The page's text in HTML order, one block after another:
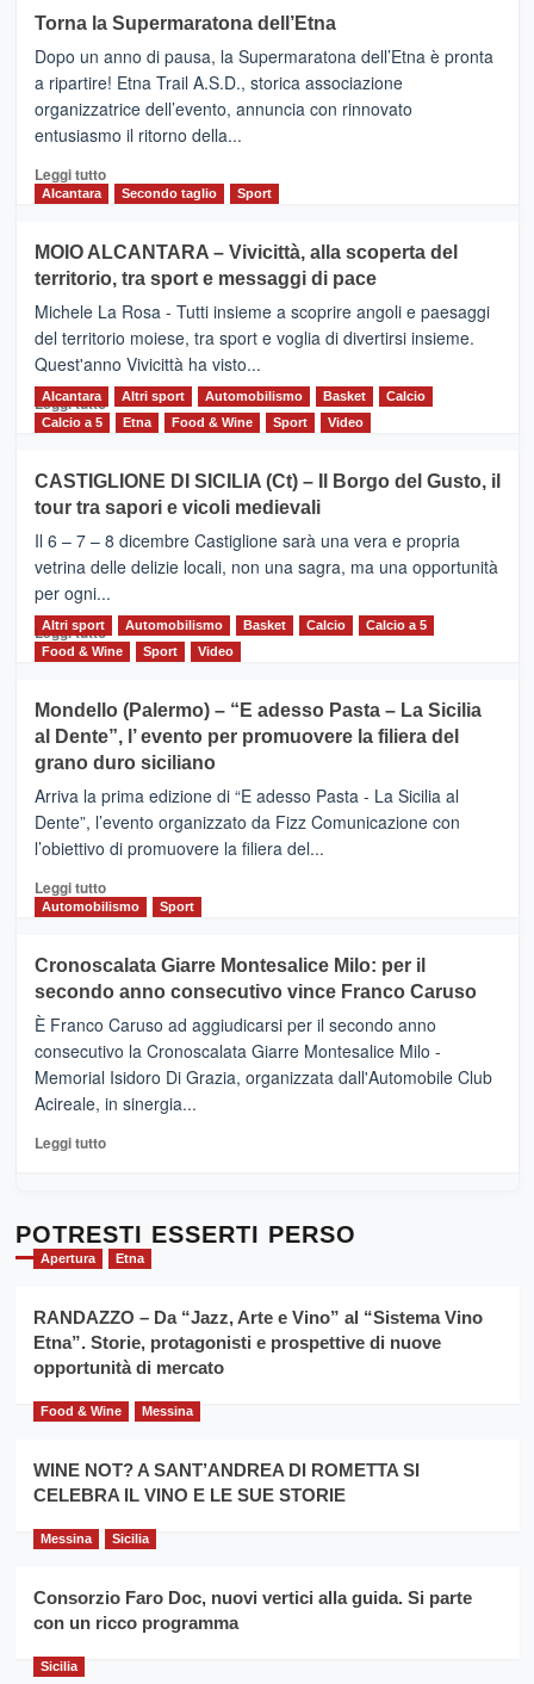
BROOKS
SuperMaratona
dell’Etna,
presentata
l’edizione
2026
Torna la Supermaratona dell’Etna
Dopo un anno di pausa, la Supermaratona dell’Etna è pronta
a ripartire! Etna Trail A.S.D., storica associazione
organizzatrice dell’evento, annuncia con rinnovato
entusiasmo il ritorno della...
Leggi tuttoLeggi
Torna
la
Supermaratona
dell’Etna
Alcantara Secondo taglio Sport
MOIO ALCANTARA – Vivicittà, alla scoperta del
territorio, tra sport e messaggi di pace
Michele La Rosa - Tutti insieme a scoprire angoli e paesaggi
del territorio moiese, tra sport e voglia di divertirsi insieme.
Quest'anno Vivicittà ha visto...
Leggi tutto Leggi
MOIO
ALCANTARA
–
Vivicittà,
alla
scoperta
del
territorio,
e
messaggi
di
Alcantara Altri sport Automobilismo Basket
Calcio
Calcio a 5
Etna Food & Wine Sport Video
CASTIGLIONE DI SICILIA (Ct) – Il Borgo del Gusto, il
tour tra sapori e vicoli medievali
Il 6 – 7 – 8 dicembre Castiglione sarà una vera e propria
vetrina delle delizie locali, non una sagra, ma una opportunità
per ogni...
Leggi tuttoLeggi
di
CASTIGLIONE
DI
SICILIA
(Ct)
–
Il
Borgo
Gusto,
il
tra
sapori
vicoli
medievali
Altri sport Automobilismo Basket Calcio
Calcio a 5
Food & Wine
Sport Video
Mondello (Palermo) – “E adesso Pasta – La Sicilia
al Dente”, l’ evento per promuovere la filiera del
grano duro siciliano
Arriva la prima edizione di “E adesso Pasta - La Sicilia al
Dente”, l’evento organizzato da Fizz Comunicazione con
l’obiettivo di promuovere la filiera del...
Leggi tuttoLeggi
di
Mondello
(Palermo)
–
“E
adesso
Pasta
–
Sicilia
l’
evento
per
la
filiera
del
duro
siciliano
Automobilismo Sport
Cronoscalata Giarre Montesalice Milo: per il
secondo anno consecutivo vince Franco Caruso
È Franco Caruso ad aggiudicarsi per il secondo anno
consecutivo la Cronoscalata Giarre Montesalice Milo -
Memorial Isidoro Di Grazia, organizzata dall'Automobile Club
Acireale, in sinergia...
Leggi tuttoLeggi
Cronoscalata
Giarre
Montesalice
per
il
secondo
consecutivo
Caruso
POTRESTI ESSERTI PERSO
Apertura Etna
RANDAZZO – Da “Jazz, Arte e Vino” al “Sistema Vino
Etna”. Storie, protagonisti e prospettive di nuove
opportunità di mercato
Food & Wine Messina
WINE NOT? A SANT’ANDREA DI ROMETTA SI
CELEBRA IL VINO E LE SUE STORIE
Messina Sicilia
Consorzio Faro Doc, nuovi vertici alla guida. Si parte
con un ricco programma
Sicilia